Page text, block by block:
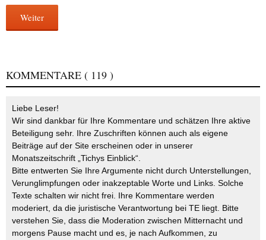
Weiter
KOMMENTARE ( 119 )
Liebe Leser!
Wir sind dankbar für Ihre Kommentare und schätzen Ihre aktive
Beteiligung sehr. Ihre Zuschriften können auch als eigene
Beiträge auf der Site erscheinen oder in unserer
Monatszeitschrift „Tichys Einblick“.
Bitte entwerten Sie Ihre Argumente nicht durch Unterstellungen,
Verunglimpfungen oder inakzeptable Worte und Links. Solche
Texte schalten wir nicht frei. Ihre Kommentare werden
moderiert, da die juristische Verantwortung bei TE liegt. Bitte
verstehen Sie, dass die Moderation zwischen Mitternacht und
morgens Pause macht und es, je nach Aufkommen, zu